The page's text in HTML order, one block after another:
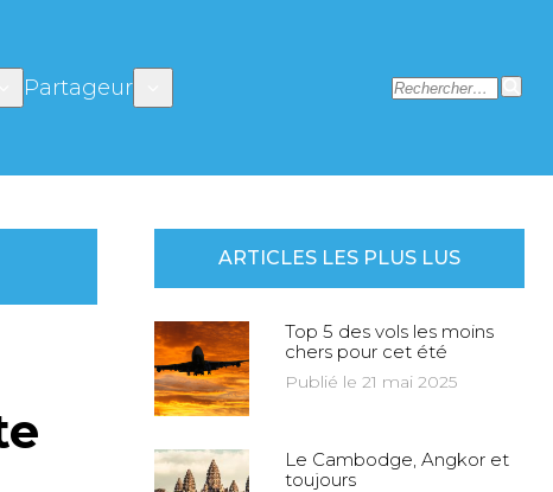
Partageur
ARTICLES LES PLUS LUS
Top 5 des vols les moins
chers pour cet été
Publié le 21 mai 2025
Le Cambodge, Angkor et
toujours